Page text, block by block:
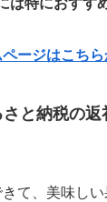
ージはこち
と納税の返
きて、美味し